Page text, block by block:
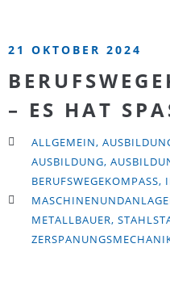
21 OKTOBER 2024
– ES HAT
ALLGEMEIN,
AUSBILDUNG,
BERUFSWEGEKOMPASS,
METALLBAUER,